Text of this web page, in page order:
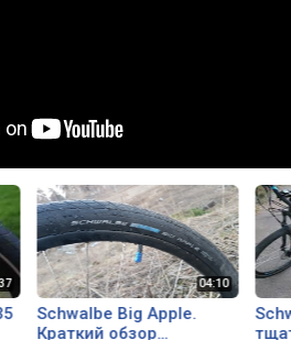
Schwalbe Big Apple.
Краткий обзор